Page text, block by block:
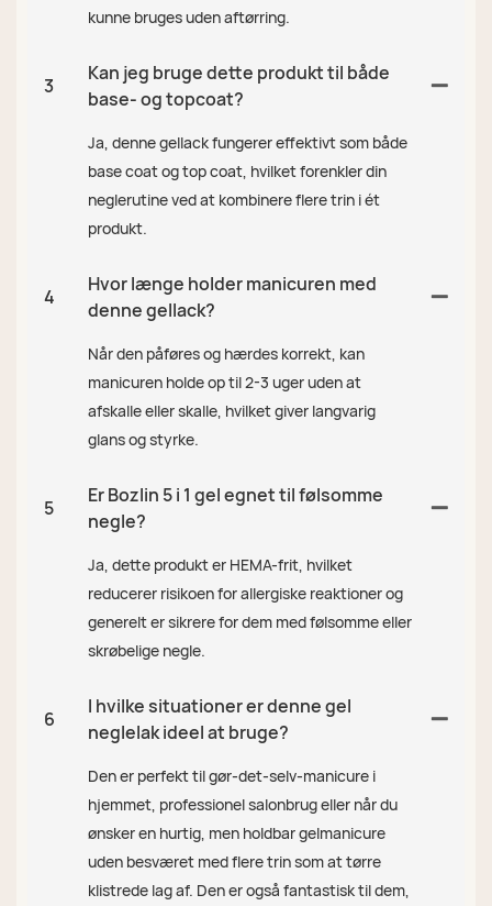
kunne bruges uden aftørring.
3
Kan jeg bruge dette produkt til både
base- og topcoat?
Ja, denne gellack fungerer effektivt som både
base coat og top coat, hvilket forenkler din
neglerutine ved at kombinere flere trin i ét
produkt.
4
Hvor længe holder manicuren med
denne gellack?
Når den påføres og hærdes korrekt, kan
manicuren holde op til 2-3 uger uden at
afskalle eller skalle, hvilket giver langvarig
glans og styrke.
5
Er Bozlin 5 i 1 gel egnet til følsomme
negle?
Ja, dette produkt er HEMA-frit, hvilket
reducerer risikoen for allergiske reaktioner og
generelt er sikrere for dem med følsomme eller
skrøbelige negle.
6
I hvilke situationer er denne gel
neglelak ideel at bruge?
Den er perfekt til gør-det-selv-manicure i
hjemmet, professionel salonbrug eller når du
ønsker en hurtig, men holdbar gelmanicure
uden besværet med flere trin som at tørre
klistrede lag af. Den er også fantastisk til dem,